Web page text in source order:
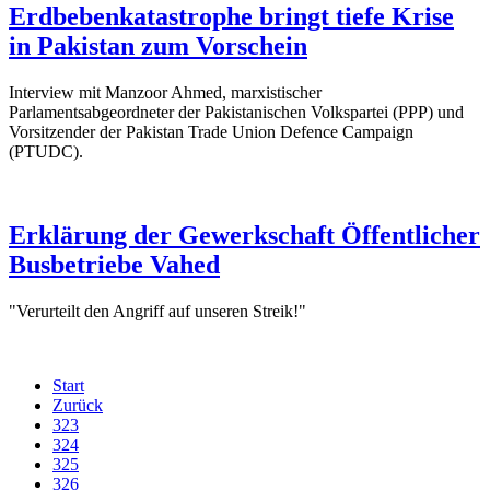
Erdbebenkatastrophe bringt tiefe Krise
in Pakistan zum Vorschein
Interview mit Manzoor Ahmed, marxistischer
Parlamentsabgeordneter der Pakistanischen Volkspartei (PPP) und
Vorsitzender der Pakistan Trade Union Defence Campaign
(PTUDC).
Erklärung der Gewerkschaft Öffentlicher
Busbetriebe Vahed
"Verurteilt den Angriff auf unseren Streik!"
Start
Zurück
323
324
325
326